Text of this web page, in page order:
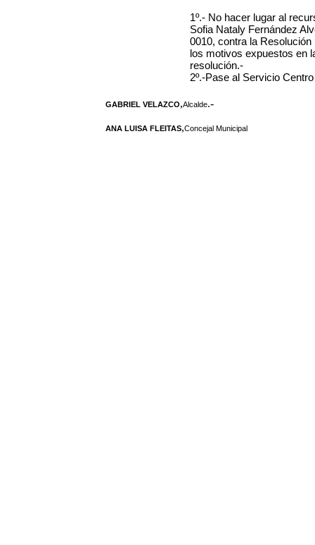
1º.- No hacer lugar al
Sofia Nataly Fernández
0010, contra la Resolución
los motivos expuestos en
resolución.-
2º.-Pase al Servicio
GABRIEL VELAZCO,Alcalde.-
ANA LUISA FLEITAS,Concejal Municipal